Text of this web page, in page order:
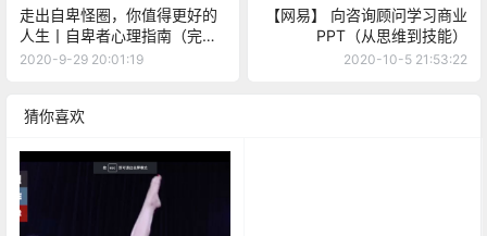
走出自卑怪圈，你值得更好的
人生丨自卑者心理指南（完
结）
2020-9-29 20:01:19
【网易】 向咨询顾问学习商业
PPT（从思维到技能）
2020-10-5 21:53:22
猜你喜欢